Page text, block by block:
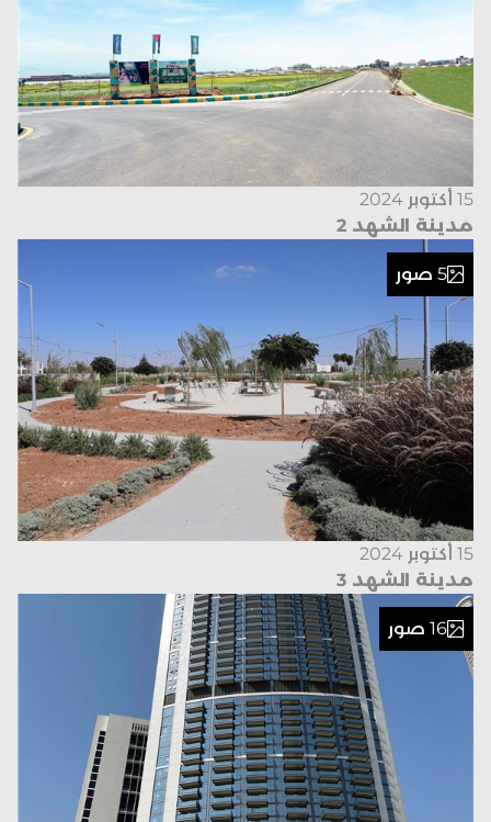
15 أكتوبر 2024
مدينة الشهد 2
5 صور
15 أكتوبر 2024
مدينة الشهد 3
16 صور